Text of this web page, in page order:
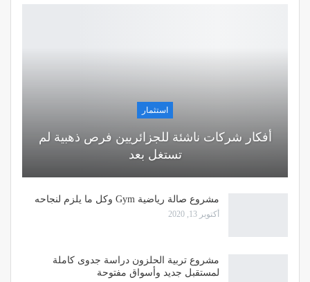
استثمار
أفكار شركات ناشئة للجزائريين فرص ذهبية لم
تستغل بعد
مشروع صالة رياضية Gym وكل ما يلزم لنجاحه
أكتوبر 13, 2020
مشروع تربية الحلزون دراسة جدوى كاملة
لمستقبل جديد وأسواق مفتوحة